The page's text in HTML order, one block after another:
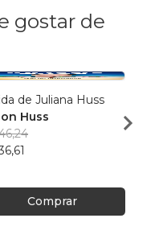
gostar de
de Juliana Huss
Huss
Comprar
DOR